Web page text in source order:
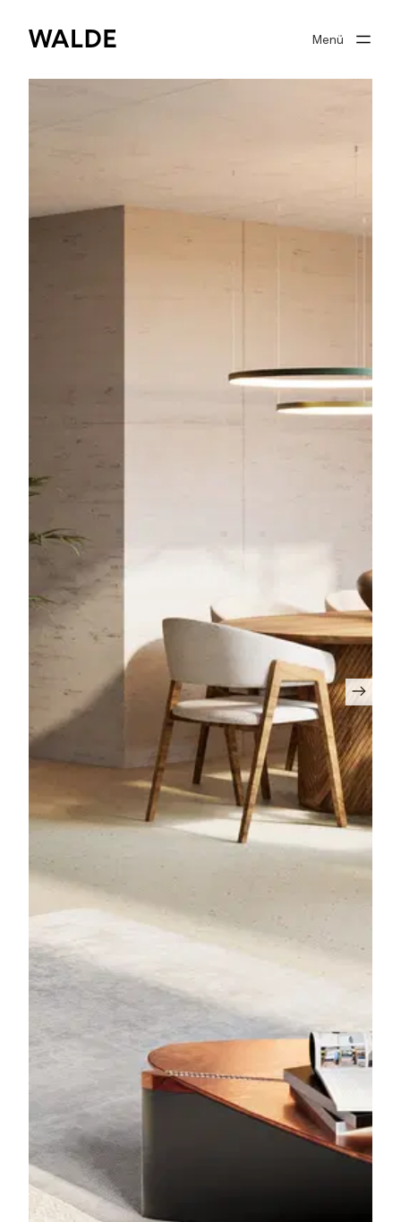
Menü
Immobilienwelt
Gut beraten
Für Details bitte
registrieren
Nach Ihrer Registrierung können Sie alle
verfügbaren Informationen wie Dokumentationen
und Grundrisse zum Download freischalten sowie
Suchprofile erstellen.
Haben Sie bereits ein Konto? Anmelden
Dokumentation
Grundriss